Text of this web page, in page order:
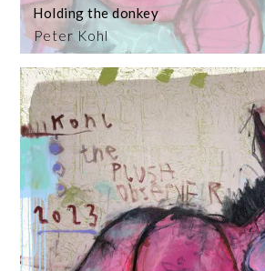
Peter Kohl
Holding the donkey